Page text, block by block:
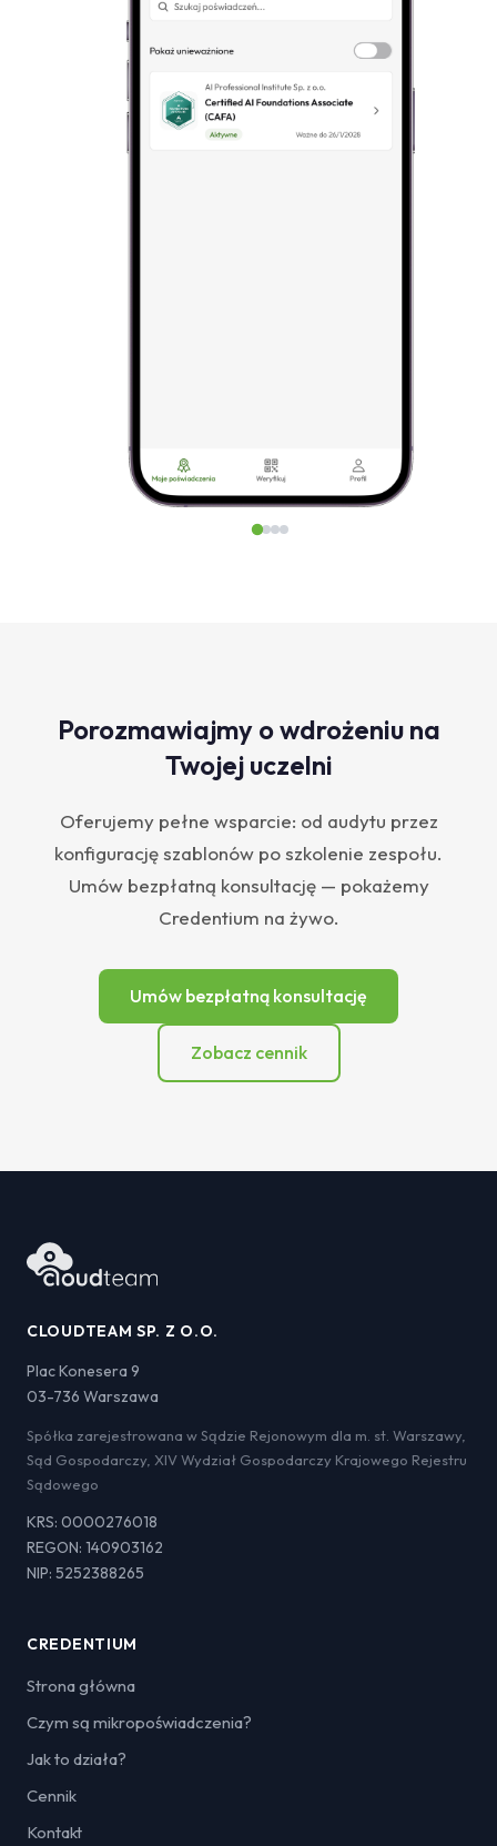
Porozmawiajmy o wdrożeniu na
Twojej uczelni
Oferujemy pełne wsparcie: od audytu przez
konfigurację szablonów po szkolenie zespołu.
Umów bezpłatną konsultację — pokażemy
Credentium na żywo.
Umów bezpłatną konsultację
Zobacz cennik
CLOUDTEAM SP. Z O.O.
Plac Konesera 9
03-736 Warszawa
Spółka zarejestrowana w Sądzie Rejonowym dla m. st. Warszawy,
Sąd Gospodarczy, XIV Wydział Gospodarczy Krajowego Rejestru
Sądowego
KRS: 0000276018
REGON: 140903162
NIP: 5252388265
CREDENTIUM
Strona główna
Czym są mikropoświadczenia?
Jak to działa?
Cennik
Kontakt